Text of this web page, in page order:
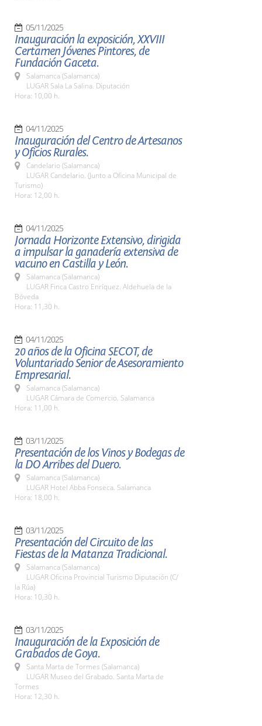
05/11/2025
Inauguración la exposición, XXVIII
Certamen Jóvenes Pintores, de
Fundación Gaceta.
Salamanca (Salamanca)
LUGAR Sala La Salina. Diputación
Hora: 10,00 h.
04/11/2025
Inauguración del Centro de Artesanos
y Oficios Rurales.
Candelario (Salamanca)
LUGAR Candelario. (Junto a Oficina Municipal de
Turismo)
Hora: 12,00 h.
04/11/2025
Jornada Horizonte Extensivo, dirigida
a impulsar la ganadería extensiva de
vacuno en Castilla y León.
Salamanca (Salamanca)
LUGAR Finca Castro Enríquez. Aldehuela de la
Bóveda
Hora: 11,30 h.
04/11/2025
20 años de la Oficina SECOT, de
Voluntariado Senior de Asesoramiento
Empresarial.
Salamanca (Salamanca)
LUGAR Cámara de Comercio. Salamanca
Hora: 11,00 h.
03/11/2025
Presentación de los Vinos y Bodegas de
la DO Arribes del Duero.
Salamanca (Salamanca)
LUGAR Hotel Abba Fonseca. Salamanca
Hora: 18,00 h.
03/11/2025
Presentación del Circuito de las
Fiestas de la Matanza Tradicional.
Salamanca (Salamanca)
LUGAR Oficina Provincial Turismo Diputación (C/
la Rúa)
Hora: 10,30 h.
03/11/2025
Inauguración de la Exposición de
Grabados de Goya.
Santa Marta de Tormes (Salamanca)
LUGAR Museo del Grabado. Santa Marta de
Tormes
Hora: 12,30 h.